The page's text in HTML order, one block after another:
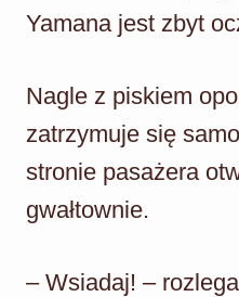
Yamana jest zbyt
Nagle z piskiem
zatrzymuje się
stronie pasażera
gwałtownie.
– Wsiadaj! –